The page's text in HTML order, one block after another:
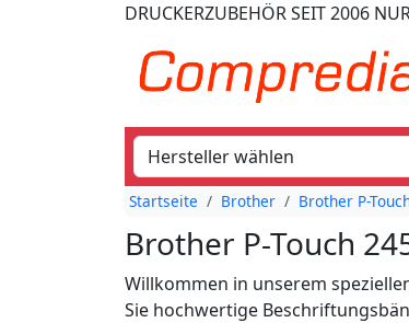
DRUCKERZUBEHÖRSEIT 2006
Startseite Brother Brother P-
Brother P-Touch
Willkommen in unserem
Sie hochwertige